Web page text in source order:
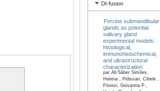
DI-fusion
Porcine submandibular
glands as potential
salivary gland
experimental models:
histological,
immunohistochemical,
and ultrastructural
characterization
par Ab’Sáber Simões,
Helena , Pelissari, Cibele ,
Florezi, Giovanna P ,